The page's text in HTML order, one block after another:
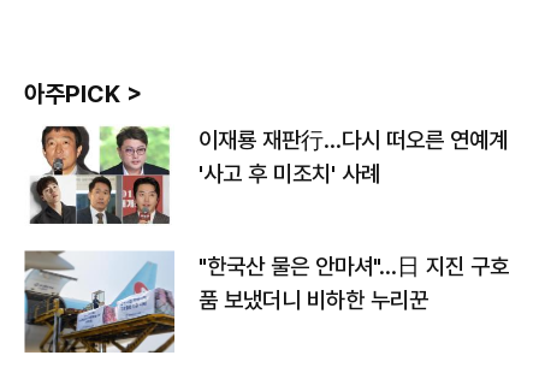
아주PICK >
이재룡 재판行…다시 떠오른 연예계
'사고 후 미조치' 사례
"한국산 물은 안마셔"…日 지진 구호
품 보냈더니 비하한 누리꾼